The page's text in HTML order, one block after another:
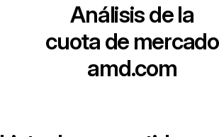
Análisis de la
cuota de mercado
amd.com